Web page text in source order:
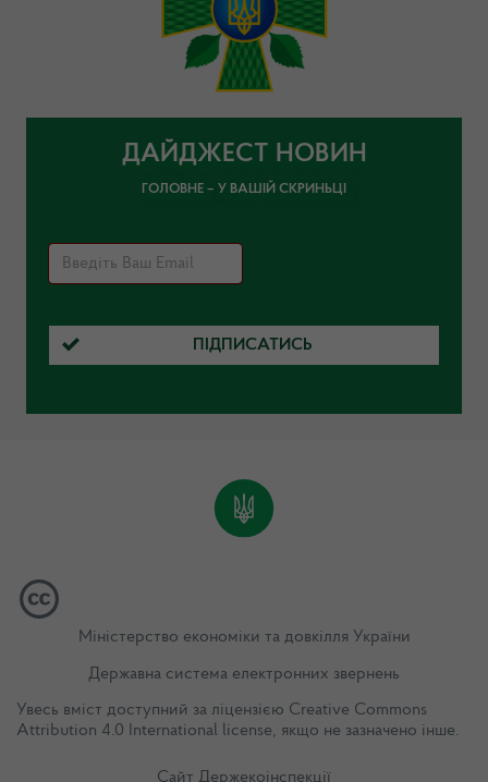
ДАЙДЖЕСТ НОВИН
ГОЛОВНЕ – У ВАШІЙ СКРИНЬЦІ
ПІДПИСАТИСЬ
Міністерство економіки та довкілля України
Державна система електронних звернень
Увесь вміст доступний за ліцензією Creative Commons
Attribution 4.0 International license, якщо не зазначено інше.
Сайт Держекоінспекції